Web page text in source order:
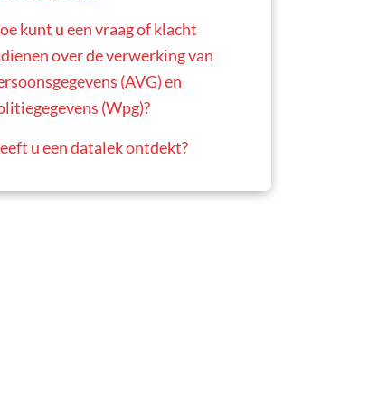
kunt u een vraag of klacht
over de verwerking van
(AVG) en
(Wpg)?
u een datalek ontdekt?